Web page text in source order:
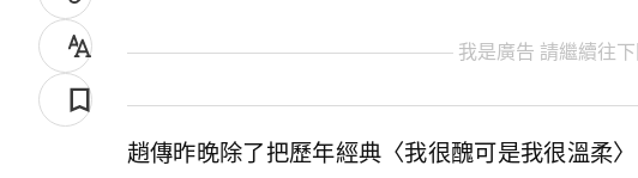
我是廣告 請繼續往
趙傳昨晚除了把歷年經典〈我很醜可是我很溫柔